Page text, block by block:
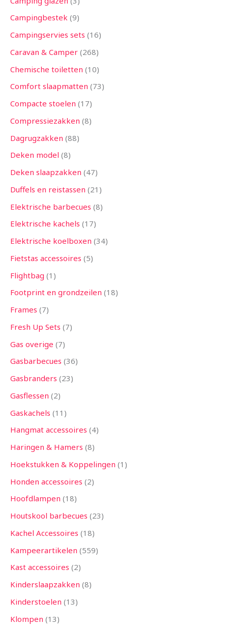
Campingbestek 9
Campingservies sets 16
Caravan & Camper 268
Chemische toiletten 10
Comfort slaapmatten 73
Compacte stoelen 17
Compressiezakken 8
Dagrugzakken 88
Deken model 8
Deken slaapzakken 47
Duffels en reistassen 21
Elektrische barbecues 8
Elektrische kachels 17
Elektrische koelboxen 34
Fietstas accessoires 5
Flightbag 1
Footprint en grondzeilen 18
Frames 7
Fresh Up Sets 7
Gas overige 7
Gasbarbecues 36
Gasbranders 23
Gasflessen 2
Gaskachels 11
Hangmat accessoires 4
Haringen & Hamers 8
Hoekstukken & Koppelingen 1
Honden accessoires 2
Hoofdlampen 18
Houtskool barbecues 23
Kachel Accessoires 18
Kampeerartikelen 559
Kast accessoires 2
Kinderslaapzakken 8
Kinderstoelen 13
Klompen 13